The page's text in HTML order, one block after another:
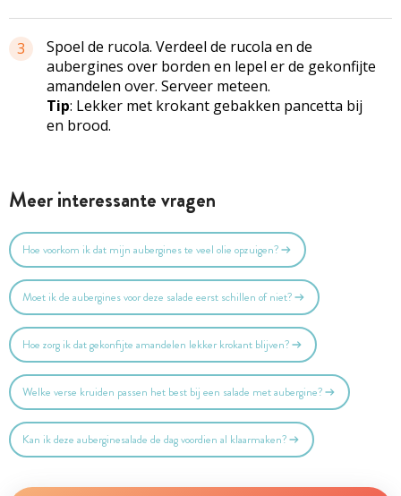
3
Spoel de rucola. Verdeel de rucola en de
aubergines over borden en lepel er de gekonfijte
amandelen over. Serveer meteen.
Tip: Lekker met krokant gebakken pancetta bij
en brood.
Meer interessante vragen
Hoe voorkom ik dat mijn aubergines te veel olie opzuigen?
Moet ik de aubergines voor deze salade eerst schillen of niet?
Hoe zorg ik dat gekonfijte amandelen lekker krokant blijven?
Welke verse kruiden passen het best bij een salade met aubergine?
Kan ik deze auberginesalade de dag voordien al klaarmaken?